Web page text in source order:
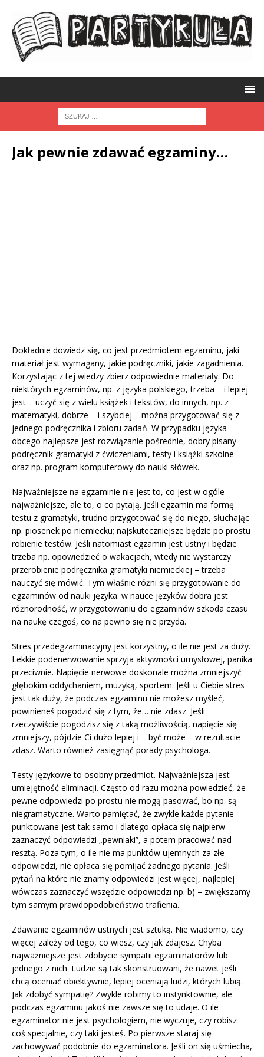
Jak pewnie zdawać egzaminy…
Dokładnie dowiedz się, co jest przedmiotem egzaminu, jaki
materiał jest wymagany, jakie podręczniki, jakie zagadnienia.
Korzystając z tej wiedzy zbierz odpowiednie materiały. Do
niektórych egzaminów, np. z języka polskiego, trzeba – i lepiej
jest – uczyć się z wielu książek i tekstów, do innych, np. z
matematyki, dobrze – i szybciej – można przygotować się z
jednego podręcznika i zbioru zadań. W przypadku języka
obcego najlepsze jest rozwiązanie pośrednie, dobry pisany
podręcznik gramatyki z ćwiczeniami, testy i książki szkolne
oraz np. program komputerowy do nauki słówek.
Najważniejsze na egzaminie nie jest to, co jest w ogóle
najważniejsze, ale to, o co pytają. Jeśli egzamin ma formę
testu z gramatyki, trudno przygotować się do niego, słuchając
np. piosenek po niemiecku; najskuteczniejsze będzie po prostu
robienie testów. Jeśli natomiast egzamin jest ustny i będzie
trzeba np. opowiedzieć o wakacjach, wtedy nie wystarczy
przerobienie podręcznika gramatyki niemieckiej – trzeba
nauczyć się mówić. Tym właśnie różni się przygotowanie do
egzaminów od nauki języka: w nauce języków dobra jest
różnorodność, w przygotowaniu do egzaminów szkoda czasu
na naukę czegoś, co na pewno się nie przyda.
Stres przedegzaminacyjny jest korzystny, o ile nie jest za duży.
Lekkie podenerwowanie sprzyja aktywności umysłowej, panika
przeciwnie. Napięcie nerwowe doskonale można zmniejszyć
głębokim oddychaniem, muzyką, sportem. Jeśli u Ciebie stres
jest tak duży, że podczas egzaminu nie możesz myśleć,
powinieneś pogodzić się z tym, że… nie zdasz. Jeśli
rzeczywiście pogodzisz się z taką możliwością, napięcie się
zmniejszy, pójdzie Ci dużo lepiej i – być może – w rezultacie
zdasz. Warto również zasięgnąć porady psychologa.
Testy językowe to osobny przedmiot. Najważniejsza jest
umiejętność eliminacji. Często od razu można powiedzieć, że
pewne odpowiedzi po prostu nie mogą pasować, bo np. są
niegramatyczne. Warto pamiętać, że zwykle każde pytanie
punktowane jest tak samo i dlatego opłaca się najpierw
zaznaczyć odpowiedzi „pewniaki”, a potem pracować nad
resztą. Poza tym, o ile nie ma punktów ujemnych za złe
odpowiedzi, nie opłaca się pomijać żadnego pytania. Jeśli
pytań na które nie znamy odpowiedzi jest więcej, najlepiej
wówczas zaznaczyć wszędzie odpowiedzi np. b) – zwiększamy
tym samym prawdopodobieństwo trafienia.
Zdawanie egzaminów ustnych jest sztuką. Nie wiadomo, czy
więcej zależy od tego, co wiesz, czy jak zdajesz. Chyba
najważniejsze jest zdobycie sympatii egzaminatorów lub
jednego z nich. Ludzie są tak skonstruowani, że nawet jeśli
chcą oceniać obiektywnie, lepiej oceniają ludzi, których lubią.
Jak zdobyć sympatię? Zwykle robimy to instynktownie, ale
podczas egzaminu jakoś nie zawsze się to udaje. O ile
egzaminator nie jest psychologiem, nie wyczuje, czy robisz
coś specjalnie, czy taki jesteś. Po pierwsze staraj się
zachowywać podobnie do egzaminatora. Jeśli on się uśmiecha,